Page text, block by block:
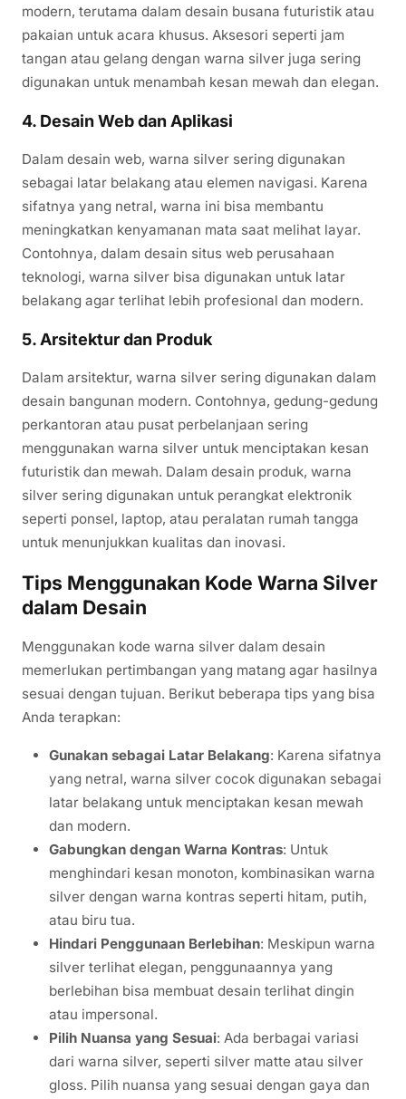
modern, terutama dalam desain busana futuristik atau
pakaian untuk acara khusus. Aksesori seperti jam
tangan atau gelang dengan warna silver juga sering
digunakan untuk menambah kesan mewah dan elegan.
4. Desain Web dan Aplikasi
Dalam desain web, warna silver sering digunakan
sebagai latar belakang atau elemen navigasi. Karena
sifatnya yang netral, warna ini bisa membantu
meningkatkan kenyamanan mata saat melihat layar.
Contohnya, dalam desain situs web perusahaan
teknologi, warna silver bisa digunakan untuk latar
belakang agar terlihat lebih profesional dan modern.
5.Arsitektur dan Produk
Dalam arsitektur, warna silver sering digunakan dalam
desain bangunan modern. Contohnya, gedung-gedung
perkantoran atau pusat perbelanjaan sering
menggunakan warna silver untuk menciptakan kesan
futuristik dan mewah. Dalam desain produk, warna
silver sering digunakan untuk perangkat elektronik
seperti ponsel, laptop, atau peralatan rumah tangga
untuk menunjukkan kualitas dan inovasi.
Tips Menggunakan Kode Warna Silver
dalam Desain
Menggunakan kode warna silver dalam desain
memerlukan pertimbangan yang matang agar hasilnya
sesuai dengan tujuan. Berikut beberapa tips yang bisa
Anda terapkan:
Gunakan sebagai Latar Belakang: Karena sifatnya
yang netral, warna silver cocok digunakan sebagai
latar belakang untuk menciptakan kesan mewah
dan modern.
Gabungkan dengan Warna Kontras: Untuk
menghindari kesan monoton, kombinasikan warna
silver dengan warna kontras seperti hitam, putih,
atau biru tua.
Hindari Penggunaan Berlebihan: Meskipun warna
silver terlihat elegan, penggunaannya yang
berlebihan bisa membuat desain terlihat dingin
atau impersonal.
Pilih Nuansa yang Sesuai: Ada berbagai variasi
dari warna silver, seperti silver matte atau silver
gloss. Pilih nuansa yang sesuai dengan gaya dan